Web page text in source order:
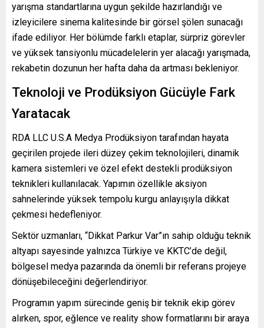
yarışma standartlarına uygun şekilde hazırlandığı ve
izleyicilere sinema kalitesinde bir görsel şölen sunacağı
ifade ediliyor. Her bölümde farklı etaplar, sürpriz görevler
ve yüksek tansiyonlu mücadelelerin yer alacağı yarışmada,
rekabetin dozunun her hafta daha da artması bekleniyor.
Teknoloji ve Prodüksiyon Gücüyle Fark
Yaratacak
RDA LLC U.S.A Medya Prodüksiyon tarafından hayata
geçirilen projede ileri düzey çekim teknolojileri, dinamik
kamera sistemleri ve özel efekt destekli prodüksiyon
teknikleri kullanılacak. Yapımın özellikle aksiyon
sahnelerinde yüksek tempolu kurgu anlayışıyla dikkat
çekmesi hedefleniyor.
Sektör uzmanları, “Dikkat Parkur Var”ın sahip olduğu teknik
altyapı sayesinde yalnızca Türkiye ve KKTC’de değil,
bölgesel medya pazarında da önemli bir referans projeye
dönüşebileceğini değerlendiriyor.
Programın yapım sürecinde geniş bir teknik ekip görev
alırken, spor, eğlence ve reality show formatlarını bir araya